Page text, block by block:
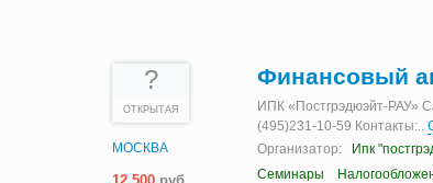
?
ОТКРЫТАЯ
МОСКВА
Финансовый
ИПК «Постгрэдюэйт-РАУ»
(495)231-10-59 Контакты:..
Организатор:
Ипк
Семинары